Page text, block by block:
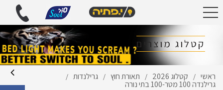
קטלוג מוצרים
ראשי / קטלוג 2026 / תאורת חוץ / גרילנדות /
גרילנדה 100 מטר-100 בתי נורה